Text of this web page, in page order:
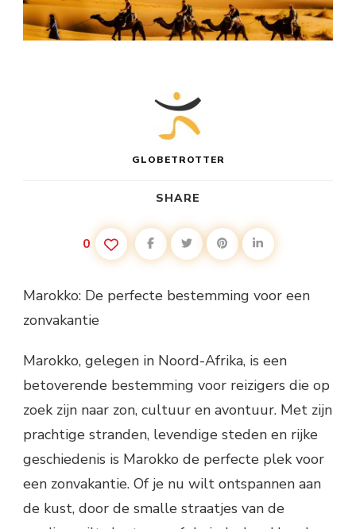
GLOBETROTTER
SHARE
0
Marokko: De perfecte bestemming voor een
zonvakantie
Marokko, gelegen in Noord-Afrika, is een
betoverende bestemming voor reizigers die op
zoek zijn naar zon, cultuur en avontuur. Met zijn
prachtige stranden, levendige steden en rijke
geschiedenis is Marokko de perfecte plek voor
een zonvakantie. Of je nu wilt ontspannen aan
de kust, door de smalle straatjes van de